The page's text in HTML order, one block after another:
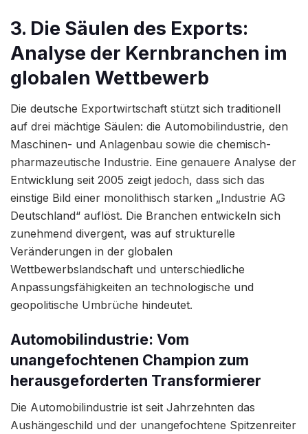
3. Die Säulen des Exports:
Analyse der Kernbranchen im
globalen Wettbewerb
Die deutsche Exportwirtschaft stützt sich traditionell
auf drei mächtige Säulen: die Automobilindustrie, den
Maschinen- und Anlagenbau sowie die chemisch-
pharmazeutische Industrie. Eine genauere Analyse der
Entwicklung seit 2005 zeigt jedoch, dass sich das
einstige Bild einer monolithisch starken „Industrie AG
Deutschland“ auflöst. Die Branchen entwickeln sich
zunehmend divergent, was auf strukturelle
Veränderungen in der globalen
Wettbewerbslandschaft und unterschiedliche
Anpassungsfähigkeiten an technologische und
geopolitische Umbrüche hindeutet.
Automobilindustrie: Vom
unangefochtenen Champion zum
herausgeforderten Transformierer
Die Automobilindustrie ist seit Jahrzehnten das
Aushängeschild und der unangefochtene Spitzenreiter